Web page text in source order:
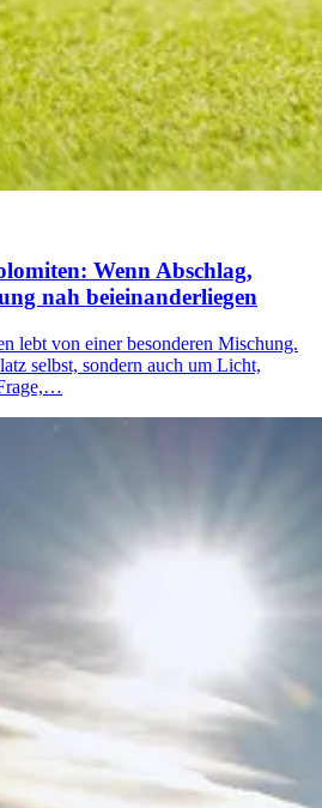
Wenn Abschlag,
nah beieinanderliegen
lebt von einer besonderen Mischung.
selbst, sondern auch um Licht,